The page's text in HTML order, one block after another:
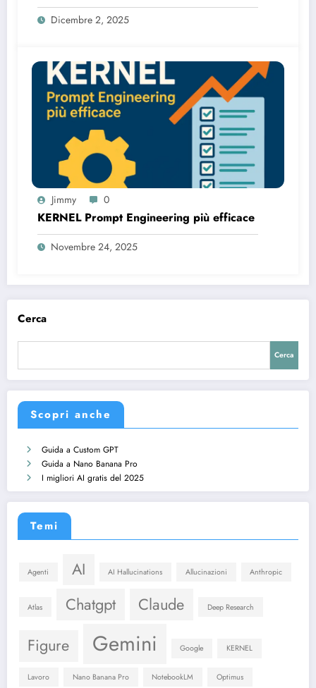
Dicembre 2, 2025
Jimmy 0
KERNEL Prompt Engineering più efficace
Novembre 24, 2025
Cerca
Cerca
Scopri anche
Guida a Custom GPT
Guida a Nano Banana Pro
I migliori AI gratis del 2025
Temi
Agenti AI AI Hallucinations Allucinazioni Anthropic
Atlas Chatgpt Claude Deep Research
Figure Gemini Google KERNEL
Lavoro Nano Banana Pro NotebookLM Optimus